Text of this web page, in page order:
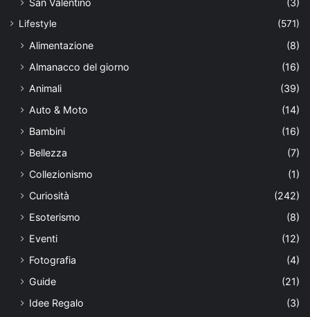
San Valentino (3)
Lifestyle (571)
Alimentazione
(8)
Almanacco del giorno
(16)
Animali
(39)
Auto & Moto
(14)
Bambini
(16)
Bellezza
(7)
Collezionismo
(1)
Curiosità
(242)
Esoterismo
(8)
Eventi
(12)
Fotografia
(4)
Guide
(21)
Idee Regalo
(3)